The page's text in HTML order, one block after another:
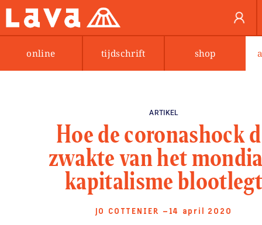
online tijdschrift shop
ARTIKEL
Hoe de coronashock
zwakte van het
kapitalisme blootlegt
JO COTTENIER —14 april 2020